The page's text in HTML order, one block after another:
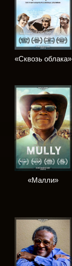
«Сквозь облака»
«Малли»